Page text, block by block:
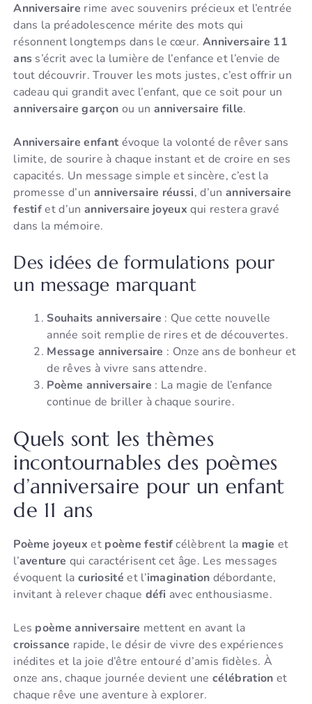
Anniversaire rime avec souvenirs précieux et l’entrée
dans la préadolescence mérite des mots qui
résonnent longtemps dans le cœur.Anniversaire 11
ans s’écrit avec la lumière de l’enfance et l’envie de
tout découvrir. Trouver les mots justes, c’est offrir un
cadeau qui grandit avec l’enfant, que ce soit pour un
anniversaire garçon ou un anniversaire fille.
Anniversaire enfant évoque la volonté de rêver sans
limite, de sourire à chaque instant et de croire en ses
capacités. Un message simple et sincère, c’est la
promesse d’un anniversaire réussi, d’unanniversaire
festifet d’un anniversaire joyeux qui restera gravé
dans la mémoire.
Des idées de formulations pour
un message marquant
Souhaits anniversaire : Que cette nouvelle
année soit remplie de rires et de découvertes.
Message anniversaire : Onze ans de bonheur et
de rêves à vivre sans attendre.
Poème anniversaire : La magie de l’enfance
continue de briller à chaque sourire.
Quels sont les thèmes
incontournables des poèmes
d’anniversaire pour un enfant
de 11 ans
Poème joyeux et poème festifcélèbrent la magie et
l’aventure qui caractérisent cet âge. Les messages
évoquent lacuriosité et l’imagination débordante,
invitant à relever chaque défi avec enthousiasme.
Les poème anniversaire mettent en avant la
croissance rapide, le désir de vivre des expériences
inédites et la joie d’être entouré d’amis fidèles. À
onze ans, chaque journée devient unecélébration et
chaque rêve une aventure à explorer.